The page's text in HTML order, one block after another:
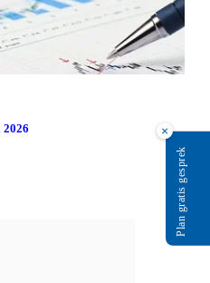
×
Plan gratis gesprek